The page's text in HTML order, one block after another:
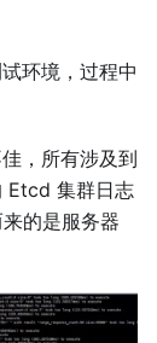
环境，过程中
，所有涉及到
Etcd 集群日志
的是服务器